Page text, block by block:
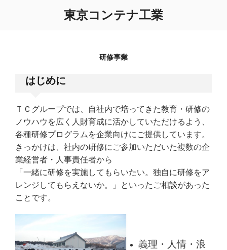
東京コンテナ工業
研修事業
はじめに
ＴＣグループでは、自社内で培ってきた教育・研修の
ノウハウを広く人財育成に活かしていただけるよう、
各種研修プログラムを企業向けにご提供しています。
きっかけは、社内の研修にご参加いただいた複数の企
業経営者・人事責任者から
「一緒に研修を実施してもらいたい。独自に研修をア
レンジしてもらえないか。」といったご相談があった
ことです。
義理・人情・浪